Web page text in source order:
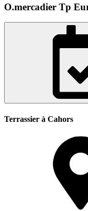
O.mercadier Tp
Terrassier à Cahors